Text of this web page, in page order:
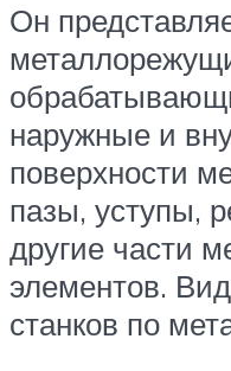
Он
наружные и
поверхности
пазы, уступы,
другие части
элементов.
станков по